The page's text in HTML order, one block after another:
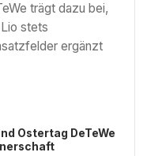
trägt dazu bei,
stets
ergänzt
Ostertag DeTeWe